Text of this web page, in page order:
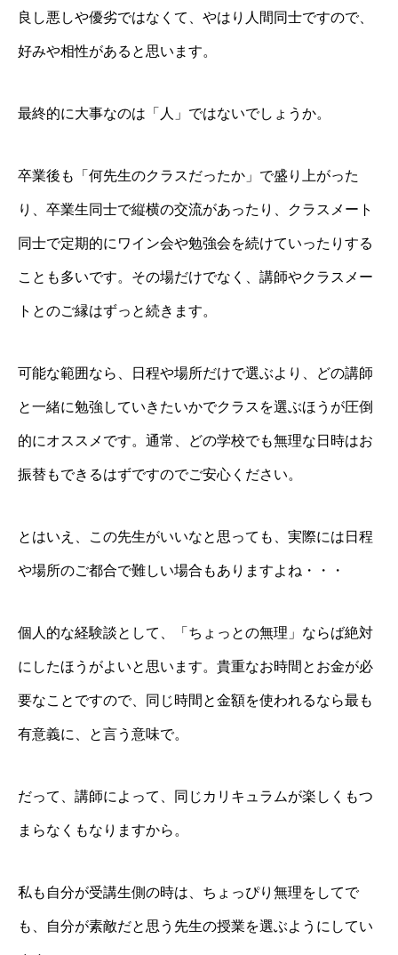
良し悪しや優劣ではなくて、やはり人間同士ですので、
好みや相性があると思います。
最終的に大事なのは「人」ではないでしょうか。
卒業後も「何先生のクラスだったか」で盛り上がった
り、卒業生同士で縦横の交流があったり、クラスメート
同士で定期的にワイン会や勉強会を続けていったりする
ことも多いです。その場だけでなく、講師やクラスメー
トとのご縁はずっと続きます。
可能な範囲なら、日程や場所だけで選ぶより、どの講師
と一緒に勉強していきたいかでクラスを選ぶほうが圧倒
的にオススメです。通常、どの学校でも無理な日時はお
振替もできるはずですのでご安心ください。
とはいえ、この先生がいいなと思っても、実際には日程
や場所のご都合で難しい場合もありますよね・・・
個人的な経験談として、「ちょっとの無理」ならば絶対
にしたほうがよいと思います。貴重なお時間とお金が必
要なことですので、同じ時間と金額を使われるなら最も
有意義に、と言う意味で。
だって、講師によって、同じカリキュラムが楽しくもつ
まらなくもなりますから。
私も自分が受講生側の時は、ちょっぴり無理をしてで
も、自分が素敵だと思う先生の授業を選ぶようにしてい